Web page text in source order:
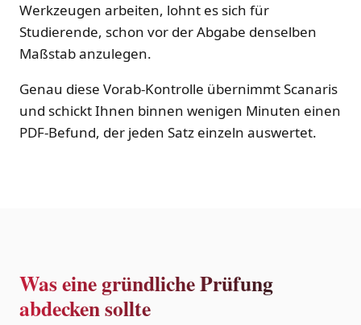
Werkzeugen arbeiten, lohnt es sich für
Studierende, schon vor der Abgabe denselben
Maßstab anzulegen.
Genau diese Vorab-Kontrolle übernimmt Scanaris
und schickt Ihnen binnen wenigen Minuten einen
PDF-Befund, der jeden Satz einzeln auswertet.
Was eine gründliche Prüfung
abdecken sollte